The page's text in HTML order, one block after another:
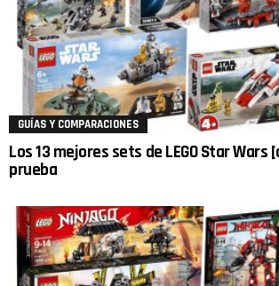
GUÍAS Y COMPARACIONES
Los 13 mejores sets de LEGO Star Wars
prueba